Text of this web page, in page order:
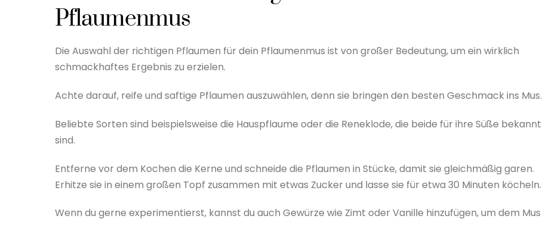
Pflaumenmus
Die Auswahl der richtigen Pflaumen für dein Pflaumenmus ist von großer Bedeutung, um ein wirklich
schmackhaftes Ergebnis zu erzielen.
Achte darauf, reife und saftige Pflaumen auszuwählen, denn sie bringen den besten Geschmack ins Mus.
Beliebte Sorten sind beispielsweise die Hauspflaume oder die Reneklode, die beide für ihre Süße bekannt
sind.
Entferne vor dem Kochen die Kerne und schneide die Pflaumen in Stücke, damit sie gleichmäßig garen.
Erhitze sie in einem großen Topf zusammen mit etwas Zucker und lasse sie für etwa 30 Minuten köcheln.
Wenn du gerne experimentierst, kannst du auch Gewürze wie Zimt oder Vanille hinzufügen, um dem Mus